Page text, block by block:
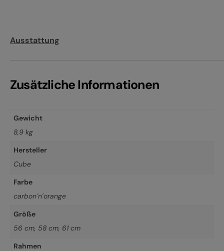
Ausstattung
Zusätzliche Informationen
Gewicht
8,9 kg
Hersteller
Cube
Farbe
carbon´n´orange
Größe
56 cm, 58 cm, 61 cm
Rahmen